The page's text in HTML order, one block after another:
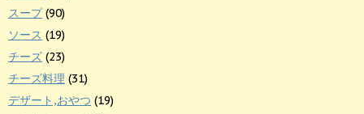
スープ(90)
ソース (19)
チーズ (23)
チーズ料理 (31)
デザート,おやつ (19)